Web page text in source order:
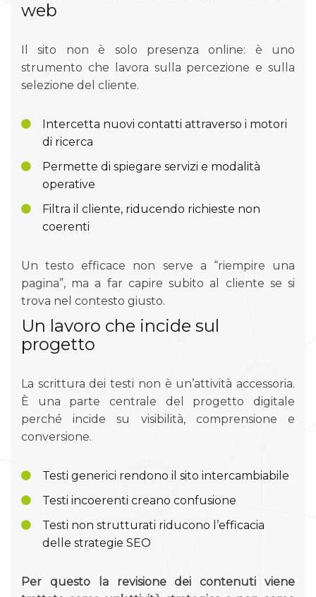
web
Il sito non è solo presenza online: è uno
strumento che lavora sulla percezione e sulla
selezione del cliente.
Intercetta nuovi contatti attraverso i motori
di ricerca
Permette di spiegare servizi e modalità
operative
Filtra il cliente, riducendo richieste non
coerenti
Un testo efficace non serve a “riempire una
pagina”, ma a far capire subito al cliente se si
trova nel contesto giusto.
Un lavoro che incide sul
progetto
La scrittura dei testi non è un’attività accessoria.
È una parte centrale del progetto digitale
perché incide su visibilità, comprensione e
conversione.
Testi generici rendono il sito intercambiabile
Testi incoerenti creano confusione
Testi non strutturati riducono l’efficacia
delle strategie SEO
Per questo la revisione dei contenuti viene